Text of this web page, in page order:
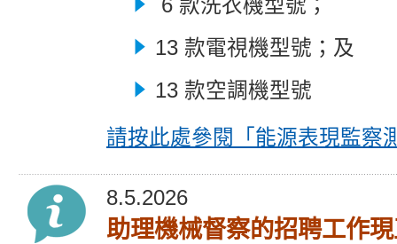
6 款洗衣機型號；
13 款電視機型號；及
13 款空調機型號
請按此處參閱 「能源表現監察
8.5.2026
助理機械督察的招聘工作